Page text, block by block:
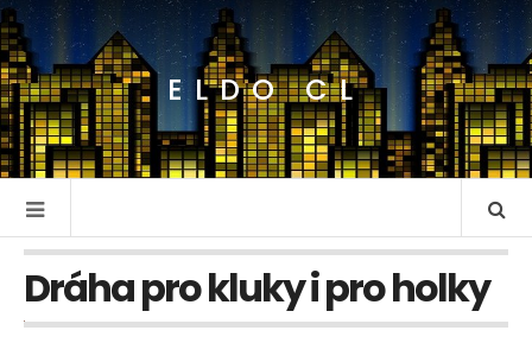
ELDO CL
Dráha pro kluky i pro holky